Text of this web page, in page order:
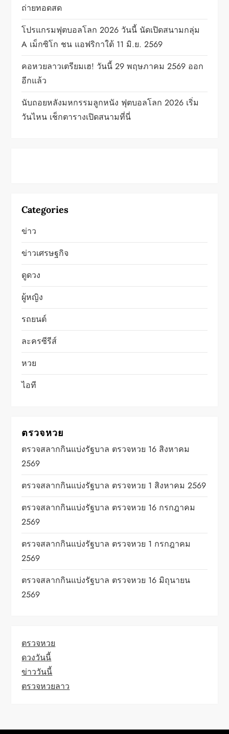
ถ่ายทอดสด
โปรแกรมฟุตบอลโลก 2026 วันนี้ นัดเปิดสนามกลุ่ม
A เม็กซิโก ชน แอฟริกาใต้ 11 มิ.ย. 2569
คอหวยลาวเตรียมเฮ! วันนี้ 29 พฤษภาคม 2569 ออก
อีกแล้ว
นับถอยหลังมหกรรมลูกหนัง ฟุตบอลโลก 2026 เริ่ม
วันไหน เช็กตารางเปิดสนามที่นี่
Categories
ข่าว
ข่าวเศรษฐกิจ
ดูดวง
ผู้หญิง
รถยนต์
ละครซีรีส์
หวย
ไอที
ตรวจหวย
ตรวจสลากกินแบ่งรัฐบาล ตรวจหวย 16 สิงหาคม
2569
ตรวจสลากกินแบ่งรัฐบาล ตรวจหวย 1 สิงหาคม 2569
ตรวจสลากกินแบ่งรัฐบาล ตรวจหวย 16 กรกฎาคม
2569
ตรวจสลากกินแบ่งรัฐบาล ตรวจหวย 1 กรกฎาคม
2569
ตรวจสลากกินแบ่งรัฐบาล ตรวจหวย 16 มิถุนายน
2569
ตรวจหวย
ดวงวันนี้
ข่าววันนี้
ตรวจหวยลาว